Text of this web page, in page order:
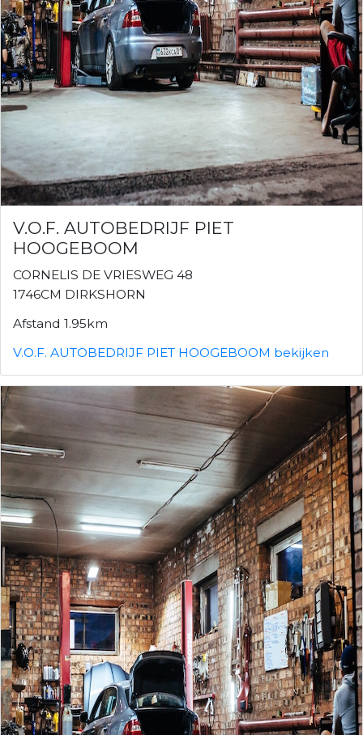
V.O.F. AUTOBEDRIJF PIET
HOOGEBOOM
CORNELIS DE VRIESWEG 48
1746CM DIRKSHORN
Afstand 1.95km
V.O.F. AUTOBEDRIJF PIET HOOGEBOOM bekijken